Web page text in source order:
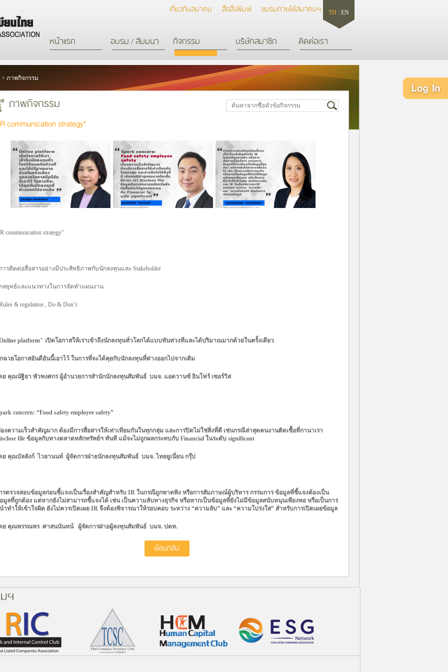
หน้าแรก อบรม / สัมมนา กิจกรรม บริษัทสมาชิก ติดต่อเรา
เกี่ยวกับสมาคม สื่อสิ่งพิมพ์ ชมรมภายใต้สมาคมฯ TH : EN
> ภาพกิจกรรม
ภาพกิจกรรม
communication strategy"
communication strategy”
การติดต่อสื่อสารอย่างมีประสิทธิภาพกับนักลงทุนและ Stakeholder
ลยุทธ์และแนวทางในการจัดทำแผนงาน
& regulation , Do & Don’t
platform" เปิดโอกาสให้เราเข้าถึงนักลงทุนทั่วโลกได้แบบทันท่วงทีและได้ปริมาณมากด้วยในครั้งเดียว
ฉวยโอกาสอันดีอันนี้เอาไว้ ในการที่จะได้คุยกับนักลงทุนที่ต่างออกไปจากเดิม
ย คุณนัฐิยา พัวพงศกรผู้อำนวยการสำนักนักลงทุนสัมพันธ์ บมจ. แอดวานซ์ อินโฟร์ เซอร์วิส
concern: “Food safety employee safety”
องความเร็วสำคัญมาก ต้องมีการสื่อสารให้เท่าเทียมกันในทุกกลุ่ม และการปิดไม่ใช่สิ่งที่ดี เช่นกรณีล่าสุดคนงานติดเชื้อที่กานาเรา
file ข้อมูลกับทางตลาดหลักทรัพย์ฯ ทันที แม้จะไม่ถูกผลกระทบกับ Financial ในระดับ significant
ย คุณบัลลังก์ ไวยานนท์ ผู้จัดการฝ่ายนักลงทุนสัมพันธ์ บมจ. ไทยยูเนี่ยน กรุ๊ป
รตรวจสอบข้อมูลก่อนชี้แจงเป็นเรื่องสำคัญสำหรับ IR ในกรณีถูกพาดพิง หรือการสัมภาษณ์ผู้บริหาร กรรมการข้อมูลที่ชี้แจงต้องเป็น
มูลที่ถูกต้อง แต่หากยังไม่สามารถชี้แจงได้ เช่น เป็นความลับทางธุรกิจ หรือหากเป็นข้อมูลที่ยังไม่มีข้อมูลสนับหนุนเพียงพอ หรือเป็นการ
ำทำให้เข้าใจผิด ยังไม่ควรเปิดเผย IR จึงต้องพิจารณาให้รอบคอบ ระหว่าง “ความลับ” และ “ความโปร่งใส” สำหรับการเปิดเผยข้อมูล
ย คุณพรรณพรศาสนนันทน์ ผู้จัดการฝ่ายผู้ลงทุนสัมพันธ์ บมจ. ปตท.
ย้อนกลับ
ฯ